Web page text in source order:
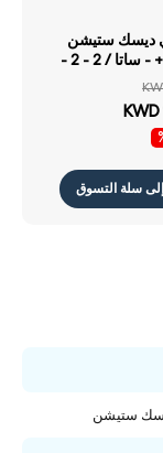
ديسك ستيشن
ديس 225+ - ساتا / 2 - 2 -
إلى سلة التسوق
ستيشن